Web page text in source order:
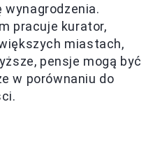
pracuje kurator,
miastach,
pensje mogą być
w porównaniu do